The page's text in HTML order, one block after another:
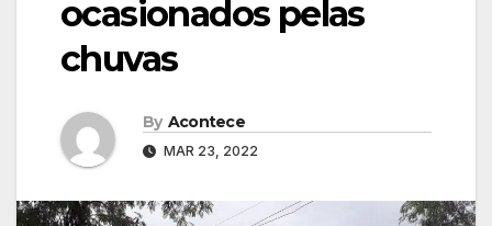
ocasionados pelas
chuvas
By Acontece
MAR 23, 2022